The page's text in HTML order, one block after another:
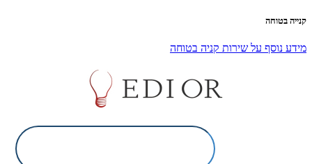
קנייה בטוחה
מידע נוסף על שירות קניה בטוחה